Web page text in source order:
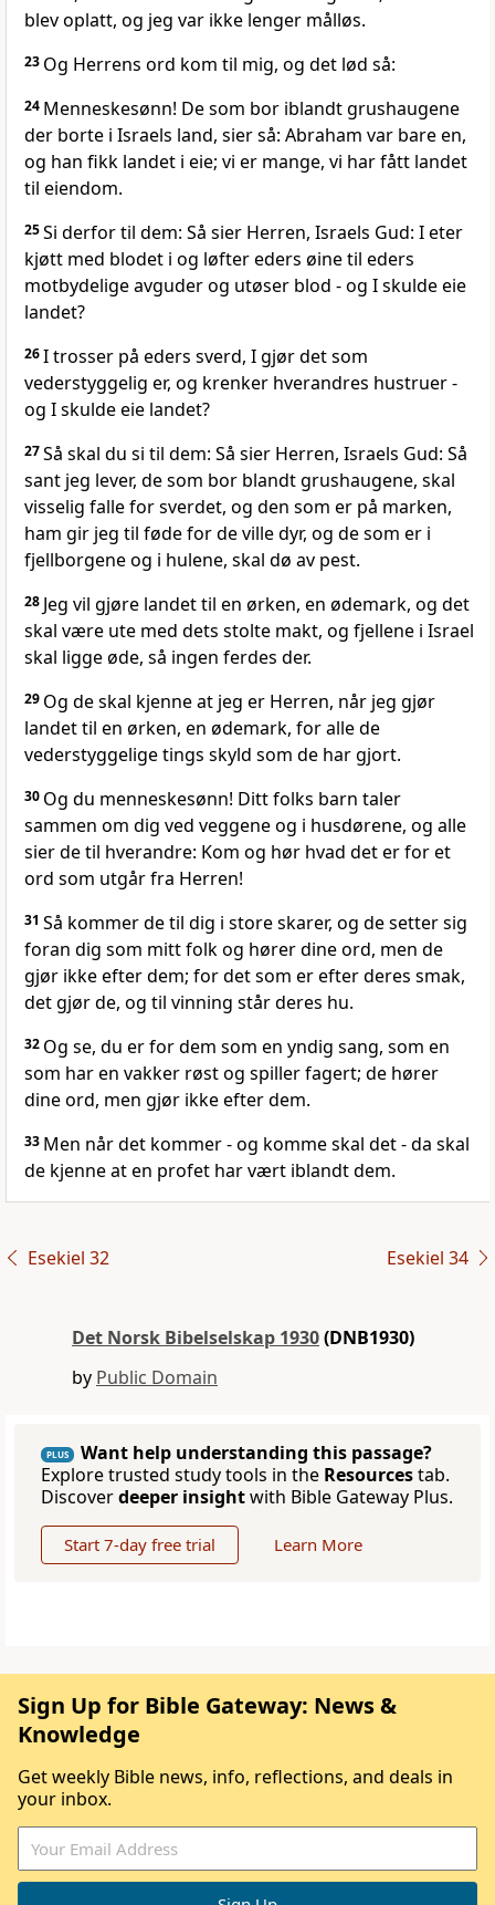
blev oplatt, og jeg var ikke lenger målløs.
23 Og Herrens ord kom til mig, og det lød så:
24 Menneskesønn! De som bor iblandt grushaugene
der borte i Israels land, sier så: Abraham var bare en,
og han fikk landet i eie; vi er mange, vi har fått landet
til eiendom.
25Si derfor til dem: Så sier Herren, Israels Gud: I eter
kjøtt med blodet i og løfter eders øine til eders
motbydelige avguder og utøser blod - og I skulde eie
landet?
26I trosser på eders sverd, I gjør det som
vederstyggelig er, og krenker hverandres hustruer -
og I skulde eie landet?
27Så skal du si til dem: Så sier Herren, Israels Gud: Så
sant jeg lever, de som bor blandt grushaugene, skal
visselig falle for sverdet, og den som er på marken,
ham gir jeg til føde for de ville dyr, og de som er i
fjellborgene og i hulene, skal dø av pest.
28 Jeg vil gjøre landet til en ørken, en ødemark, og det
skal være ute med dets stolte makt, og fjellene i Israel
skal ligge øde, så ingen ferdes der.
29 Og de skal kjenne at jeg er Herren, når jeg gjør
landet til en ørken, en ødemark, for alle de
vederstyggelige tings skyld som de har gjort.
30 Og du menneskesønn! Ditt folks barn taler
sammen om dig ved veggene og i husdørene, og alle
sier de til hverandre: Kom og hør hvad det er for et
ord som utgår fra Herren!
31 Så kommer de til dig i store skarer, og de setter sig
foran dig som mitt folk og hører dine ord, men de
gjør ikke efter dem; for det som er efter deres smak,
det gjør de, og til vinning står deres hu.
32 Og se, du er for dem som en yndig sang, som en
som har en vakker røst og spiller fagert; de hører
dine ord, men gjør ikke efter dem.
33 Men når det kommer - og komme skal det - da skal
de kjenne at en profet har vært iblandt dem.
Esekiel 32 Esekiel 34
Det Norsk Bibelselskap 1930(DNB1930)
by Public Domain
PLUS
Want help understanding this passage?
Explore trusted study tools in the Resourcestab.
Discoverdeeper insightwith Bible Gateway Plus.
Start 7-day free trial Learn More
Sign Up for Bible Gateway: News &
Knowledge
Get weekly Bible news, info, reflections, and deals in
your inbox.